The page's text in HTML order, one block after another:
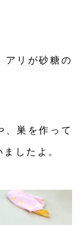
アリが砂糖の
、巣を作って
したよ。